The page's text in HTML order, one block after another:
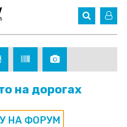
на дорогах
НА ФОРУМ